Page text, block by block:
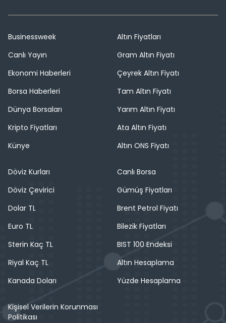
Businessweek
Canlı Yayın
Ekonomi Haberleri
Borsa Haberleri
Dünya Borsaları
Kripto Fiyatları
Künye
Altın Fiyatları
Gram Altın Fiyatı
Çeyrek Altın Fiyatı
Tam Altın Fiyatı
Yarım Altın Fiyatı
Ata Altın Fiyatı
Altın ONS Fiyatı
Döviz Kurları
Döviz Çevirici
Dolar TL
Euro TL
Sterin Kaç TL
Riyal Kaç TL
Kanada Doları
Canlı Borsa
Gümüş Fiyatları
Brent Petrol Fiyatı
Bilezik Fiyatları
BIST 100 Endeksi
Altın Hesaplama
Yüzde Hesaplama
Kişisel Verilerin Korunması
Politikası